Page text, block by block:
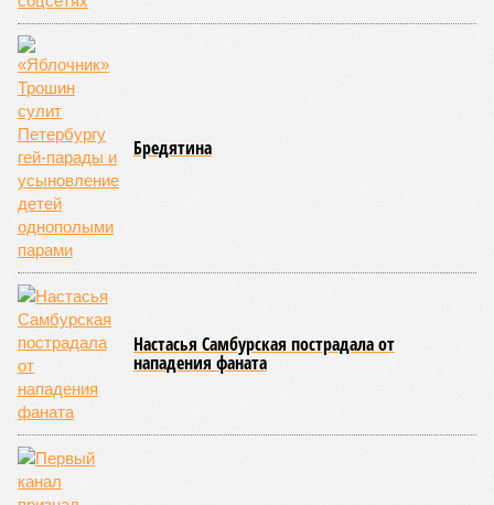
мирных людей – в том числе.«Субботний теракт в
столичном ресторане Balzi Rossi очевидным образом
является важнейшим политическим событием недели,
несмотря на то что никаких официальных комментариев
так и не последовало,
Мардан. –Впрочем, это оглушительное молчание
говорит о важности произошедшего даже больше, чем
любые громкие заявления». «Упорное нежелание
официально объявить политическое руководство
Украины во главе с Зеленским террористами откровенно
удивляет,
Пилько. –Что ещё должно произойти, чтобы это всё-
таки случилось? И что мешает этому простому и
логичному решению?»
Бьют по мирным – попадают в элиту
Видимо, мешает не «что», а «кто». Накануне в Вене
состоялись келейные (чтобы не сказать, сепаратные)
переговоры отставных западных политиков и управленцев
с группой российских – как бы назвать их точнее-то? –